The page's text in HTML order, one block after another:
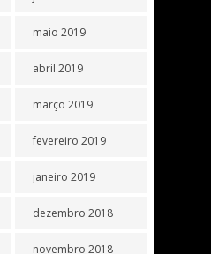
maio 2019
abril 2019
março 2019
fevereiro 2019
janeiro 2019
dezembro 2018
novembro 2018